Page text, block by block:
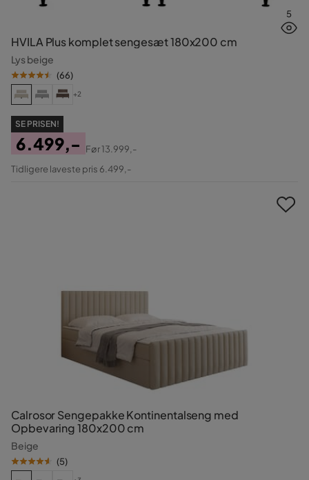
5
HVILA Plus komplet sengesæt 180x200 cm
Lys beige
(66)
+2
SE PRISEN!
Pris
6.499,-
Original
Før13.999,-
Tidligere laveste pris 6.499,-
Calrosor Sengepakke Kontinentalseng med
Opbevaring 180x200 cm
Beige
(5)